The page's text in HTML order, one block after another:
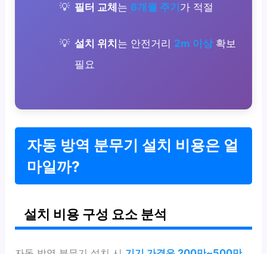
필터 교체는 6개월 주기가 적절
설치 위치는 안전거리 2m 이상확보
필요
자동 방역 분무기 설치 비용은 얼
마일까?
설치 비용 구성 요소 분석